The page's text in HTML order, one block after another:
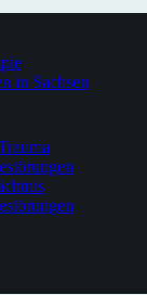
in Sachsen